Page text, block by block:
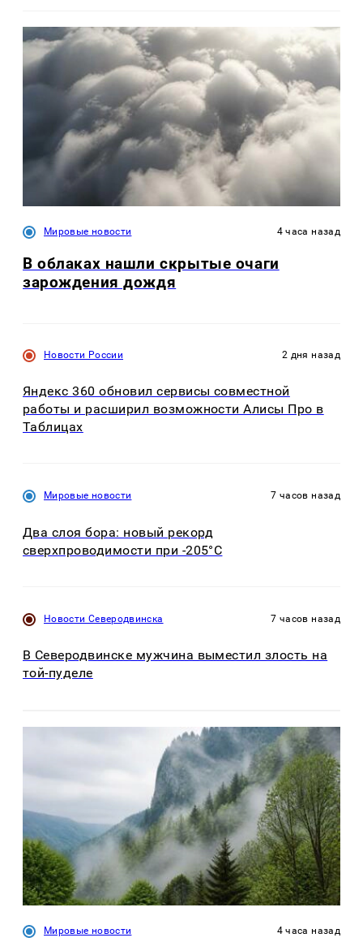
Мировые новости 4 часа назад
В облаках нашли скрытые очаги
зарождения дождя
Новости России 2 дня назад
Яндекс 360 обновил сервисы совместной
работы и расширил возможности Алисы Про в
Таблицах
Мировые новости 7 часов назад
Два слоя бора: новый рекорд
сверхпроводимости при -205°C
Новости Северодвинска 7 часов назад
В Северодвинске мужчина выместил злость на
той-пуделе
Мировые новости 4 часа назад